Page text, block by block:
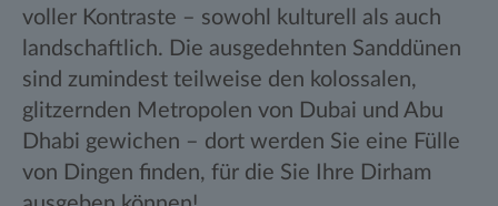
voller Kontraste – sowohl kulturell als auch
landschaftlich. Die ausgedehnten Sanddünen
sind zumindest teilweise den kolossalen,
glitzernden Metropolen von Dubai und Abu
Dhabi gewichen – dort werden Sie eine Fülle
von Dingen finden, für die Sie Ihre Dirham